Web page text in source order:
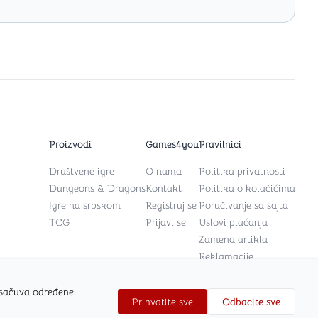
određene
Prihvatite sve Odbacite sve
Proizvodi
Društvene igre
Dungeons & Dragons
Igre na srpskom
TCG
Games4you
O nama
Kontakt
Registruj se
Prijavi se
Pravilnici
Politika privatnosti
Politika o kolačićima
Poručivanje sa sajta
Uslovi plaćanja
Zamena artikla
Reklamacije